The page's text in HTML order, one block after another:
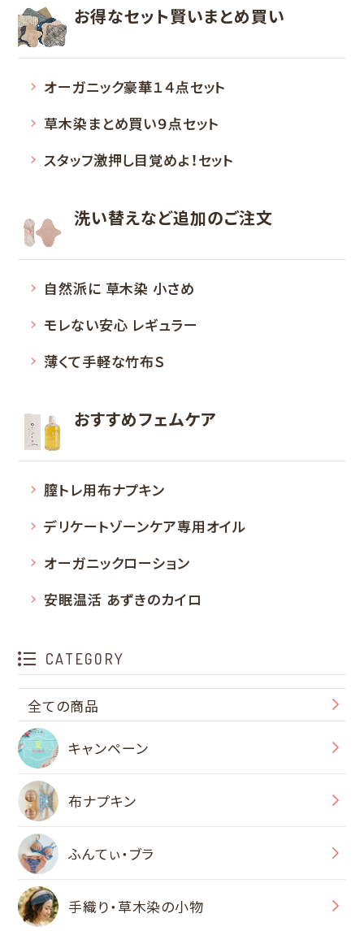
お得なセット賢いまとめ買い
オーガニック豪華１４点セット
草木染まとめ買い９点セット
スタッフ激押し目覚めよ！セット
洗い替えなど追加のご注文
自然派に 草木染 小さめ
モレない安心 レギュラー
薄くて手軽な竹布Ｓ
おすすめフェムケア
膣トレ用布ナプキン
デリケートゾーンケア専用オイル
オーガニックローション
安眠温活 あずきのカイロ
CATEGORY
全ての商品
キャンペーン
布ナプキン
ふんてぃ・ブラ
手織り・草木染の小物